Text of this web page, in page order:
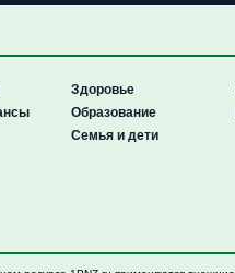
Здоровье
Образование
Семья и дети